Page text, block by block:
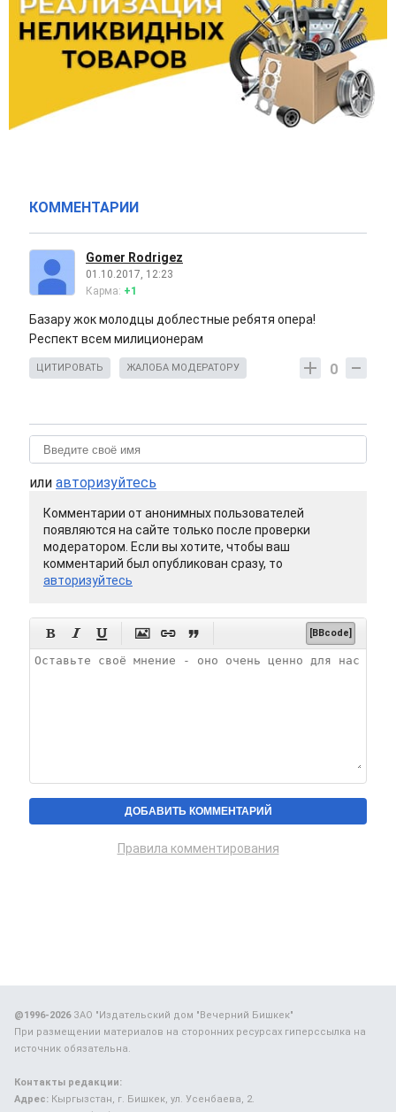
КОММЕНТАРИИ
Gomer Rodrigez
01.10.2017, 12:23
Карма: +1
Базару жок молодцы доблестные ребятя опера!
Респект всем милиционерам
0
ЦИТИРОВАТЬ ЖАЛОБА МОДЕРАТОРУ
или авторизуйтесь
Комментарии от анонимных пользователей
появляются на сайте только после проверки
модератором. Если вы хотите, чтобы ваш
комментарий был опубликован сразу, то
авторизуйтесь
      [BBcode]
Правила комментирования
@1996-2026ЗАО "Издательский дом "Вечерний Бишкек"
При размещении материалов на сторонних ресурсах гиперссылка на
источник обязательна.
Контакты редакции:
Адрес: Кыргызстан, г. Бишкек, ул. Усенбаева, 2.